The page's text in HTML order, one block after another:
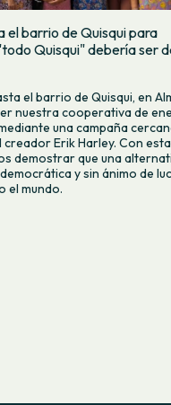
el barrio de Quisqui para
Quisqui" debería ser
el barrio de Quisqui, en
nuestra cooperativa de
una campaña
Erik Harley. Con esta
demostrar que una
y sin ánimo de
el mundo.